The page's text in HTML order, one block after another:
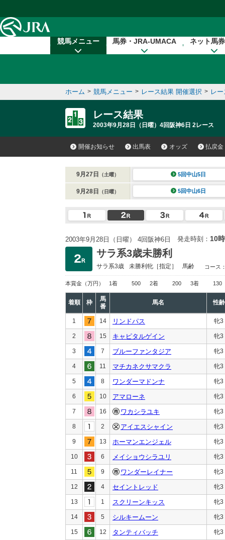
競馬メニュー 馬券・JRA-UMACA ネット馬
ホーム > 競馬メニュー > レース結果 開催選択 > レ
レース結果
2003年9月28日（日曜）4回阪神6日 2レース
開催お知らせ 出馬表 オッズ 払戻金
9月27日 （土曜） 5回中山5日
9月28日 （日曜） 5回中山6日
2003年9月28日（日曜） 4回阪神6日 発走時刻： 10
サラ系3歳未勝利
サラ系3歳 未勝利牝［指定］ 馬齢 コース
本賞金 （万円） 1着 500 2着 200 3着 130
着順 枠
馬
番
馬名 性齢
1 14 リンドパス 牝3
2 15 キャピタルゲイン 牝3
3 7 ブルーファンタジア 牝3
4 11 マチカネクサマクラ 牝3
5 8 ワンダーマドンナ 牝3
6 10 アマローネ 牝3
7 16 ワカシラユキ 牝3
8 2 アイエスシャイン 牝3
9 13 ホーマンエンジェル 牝3
10 6 メイショウシラユリ 牝3
11 9 ワンダーレイナー 牝3
12 4 セイントレッド 牝3
13 1 スクリーンキッス 牝3
14 5 シルキームーン 牝3
15 12 タンティバッチ 牝3